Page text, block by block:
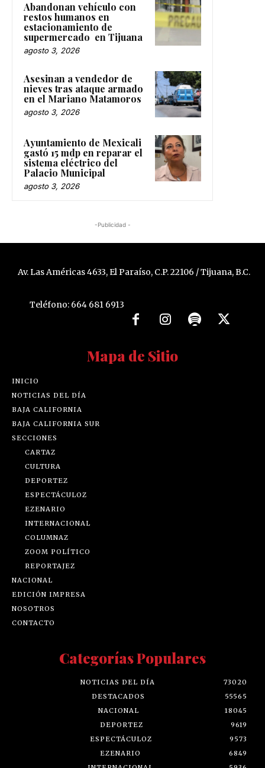
Abandonan vehículo con
restos humanos en
estacionamiento de
supermercado en Tijuana
agosto 3, 2026
Asesinan a vendedor de
nieves tras ataque armado
en el Mariano Matamoros
agosto 3, 2026
Ayuntamiento de Mexicali
gastó 15 mdp en reparar el
sistema eléctrico del
Palacio Municipal
agosto 3, 2026
-Publicidad -
Av. Las Américas 4633, El Paraíso, C.P. 22106 / Tijuana, B.C.
Teléfono: 664 681 6913
Mapa de Sitio
INICIO
NOTICIAS DEL DÍA
BAJA CALIFORNIA
BAJA CALIFORNIA SUR
SECCIONES
CARTAZ
CULTURA
DEPORTEZ
ESPECTÁCULOZ
EZENARIO
INTERNACIONAL
COLUMNAZ
ZOOM POLÍTICO
REPORTAJEZ
NACIONAL
EDICIÓN IMPRESA
NOSOTROS
CONTACTO
Categorías Populares
NOTICIAS DEL DÍA
73020
DESTACADOS
55565
NACIONAL
18045
DEPORTEZ
9619
ESPECTÁCULOZ
9573
EZENARIO
6849